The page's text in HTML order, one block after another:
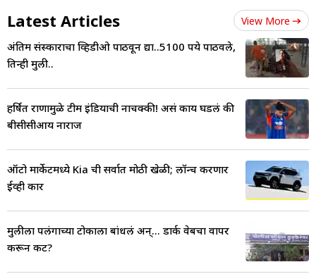
Latest Articles View More
अंतिम संस्काराचा व्हिडीओ पाठवून द्या..5100 रुपये पाठवले,
तिन्ही मुली..
हर्षित राणामुळे टीम इंडियाची नाचक्की! असं काय घडलं की
बीसीसीआय नाराज
ऑटो मार्केटमध्ये Kia ची सर्वात मोठी खेळी; लॉन्च करणार
ईव्ही कार
मुलीला पलंगाच्या टोकाला बांधलं अन्... डार्क वेबचा वापर
करून कट?